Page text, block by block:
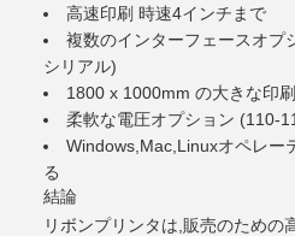
高速印刷 時速4インチまで
複数のインターフェースオプ
シリアル)
1800 x 1000mm の大きな印
柔軟な電圧オプション (110-
Windows,Mac,Linuxオペレー
る
結論
リボンプリンタは,販売のための